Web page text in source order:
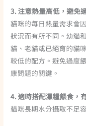
3. 注意熱量高低，避免
貓咪的每日熱量需求會
狀況而有所不同。幼貓
貓、老貓或已絕育的貓
較低的配方。避免過度
康問題的關鍵。
4. 適時搭配濕糧餵食，
貓咪長期水分攝取不足